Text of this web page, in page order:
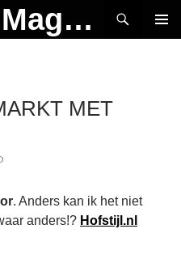
MAD Media Magazine
MET
. Anders kan ik het niet
anders!? Hofstijl.nl